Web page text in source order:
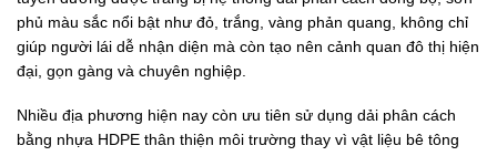
phủ màu sắc nổi bật như đỏ, trắng, vàng phản quang, không chỉ
giúp người lái dễ nhận diện mà còn tạo nên cảnh quan đô thị hiện
đại, gọn gàng và chuyên nghiệp.
Nhiều địa phương hiện nay còn ưu tiên sử dụng dải phân cách
bằng nhựa HDPE thân thiện môi trường thay vì vật liệu bê tông